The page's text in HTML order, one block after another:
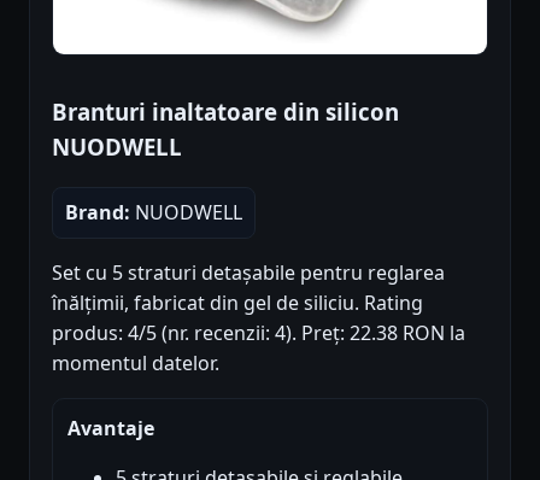
Branturi inaltatoare din silicon
NUODWELL
Brand: NUODWELL
Set cu 5 straturi detașabile pentru reglarea
înălțimii, fabricat din gel de siliciu. Rating
produs: 4/5 (nr. recenzii: 4). Preț: 22.38 RON la
momentul datelor.
Avantaje